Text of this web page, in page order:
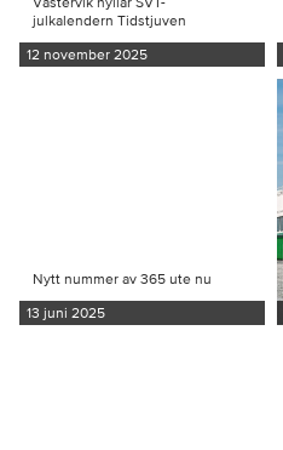
julkalendern Tidstjuven
12 november 2025
Nytt nummer av 365 ute nu
13 juni 2025